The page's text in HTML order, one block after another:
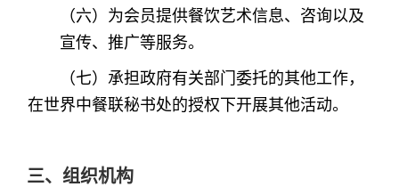
（六）为会员提供餐饮艺术信息、咨询以及
宣传、推广等服务。
（七）承担政府有关部门委托的其他工作，
在世界中餐联秘书处的授权下开展其他活动。
三、组织机构